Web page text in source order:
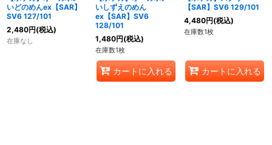
いどのめんex【SAR】
SV6 127/101
2,480円(税込)
在庫なし
いしずえのめん
ex【SAR】SV6
128/101
1,480円(税込)
在庫数1枚
カートに入れる
【SAR】SV6 129/101
4,480円(税込)
在庫数1枚
カートに入れる